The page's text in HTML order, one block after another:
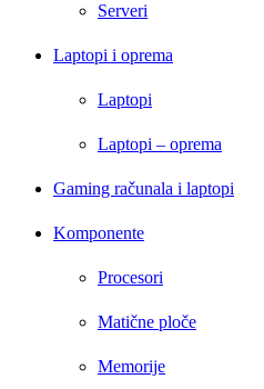
Serveri
Laptopi i oprema
Laptopi
Laptopi – oprema
Gaming računala i laptopi
Komponente
Procesori
Matične ploče
Memorije